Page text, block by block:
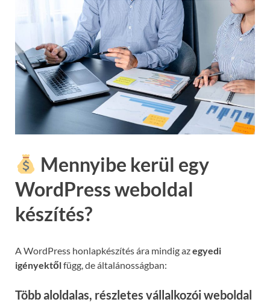
Mennyibe kerül egy
WordPress weboldal
készítés?
A WordPress honlapkészítés ára mindig azegyedi
igényektőlfügg, de általánosságban:
Több aloldalas, részletes vállalkozói weboldal